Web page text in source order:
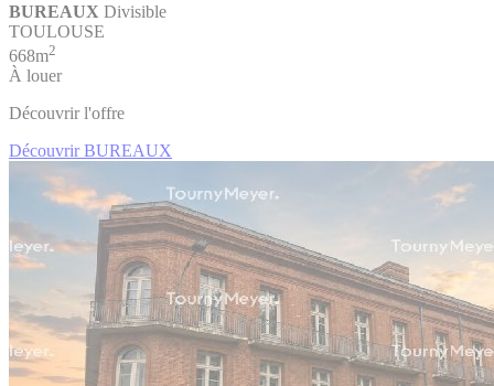
BUREAUX Divisible
TOULOUSE
668m2
À louer
Découvrir l'offre
Découvrir BUREAUX